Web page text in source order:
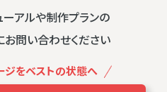
アルや制作プランの
問い合わせください
ジをベストの状態へ